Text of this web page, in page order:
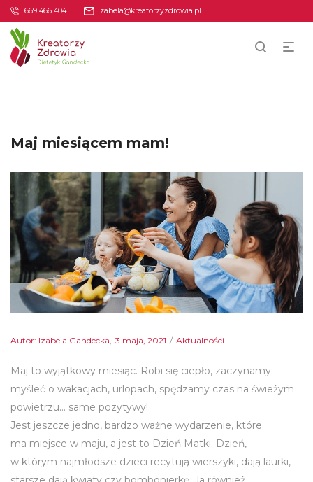
669 466 404 izabela@kreatorzyzdrowia.pl
Maj miesiącem mam!
Autor: Izabela Gandecka Posted
3 maja, 2021
Posted
Aktualności
Maj to wyjątkowy miesiąc. Robi się ciepło, zaczynamy
myśleć o wakacjach, urlopach, spędzamy czas na świeżym
powietrzu… same pozytywy!
Jest jeszcze jedno, bardzo ważne wydarzenie, które
ma miejsce w maju, a jest to Dzień Matki. Dzień,
w którym najmłodsze dzieci recytują wierszyki, dają laurki,